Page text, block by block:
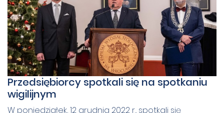
Przedsiębiorcy spotkali się na spotkaniu
wigilijnym
W poniedziałek, 12 grudnia 2022 r., spotkali się